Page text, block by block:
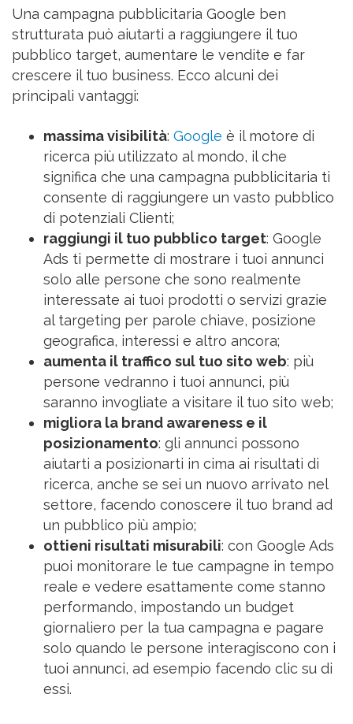
Una campagna pubblicitaria Google ben
strutturata può aiutarti a raggiungere il tuo
pubblico target, aumentare le vendite e far
crescere il tuo business. Ecco alcuni dei
principali vantaggi:
massima visibilità: Google è il motore di
ricerca più utilizzato al mondo, il che
significa che una campagna pubblicitaria ti
consente di raggiungere un vasto pubblico
di potenziali Clienti;
raggiungi il tuo pubblico target: Google
Ads ti permette di mostrare i tuoi annunci
solo alle persone che sono realmente
interessate ai tuoi prodotti o servizi grazie
al targeting per parole chiave, posizione
geografica, interessi e altro ancora;
aumenta il traffico sul tuo sito web: più
persone vedranno i tuoi annunci, più
saranno invogliate a visitare il tuo sito web;
migliora la brand awareness e il
posizionamento: gli annunci possono
aiutarti a posizionarti in cima ai risultati di
ricerca, anche se sei un nuovo arrivato nel
settore, facendo conoscere il tuo brand ad
un pubblico più ampio;
ottieni risultati misurabili: con Google Ads
puoi monitorare le tue campagne in tempo
reale e vedere esattamente come stanno
performando, impostando un budget
giornaliero per la tua campagna e pagare
solo quando le persone interagiscono con i
tuoi annunci, ad esempio facendo clic su di
essi.